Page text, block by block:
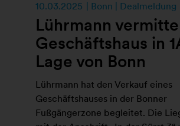
10.03.2025 Bonn | Dealmeldung
Lührmann
Geschäftshaus in
Lage von Bonn
Lührmann hat den Verkauf eines
Geschäftshauses in der Bonner
Fußgängerzone begleitet. Die